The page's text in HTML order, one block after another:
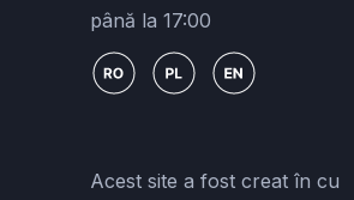
până la 17:00
Acest site a fost creat în cu